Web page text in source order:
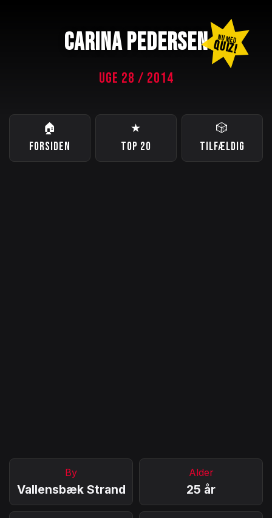
CARINA PEDERSEN NU MED
QUIZ!
UGE 28 / 2014
🏠
FORSIDEN
★
TOP 20
🎲
TILFÆLDIG
By
Vallensbæk Strand
Alder
25 år